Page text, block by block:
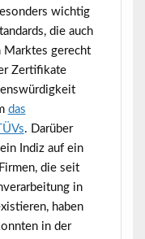
wichtig
die auch
Marktes gerecht
Zertifikate
das
. Darüber
Indiz auf ein
die seit
in
haben
in der